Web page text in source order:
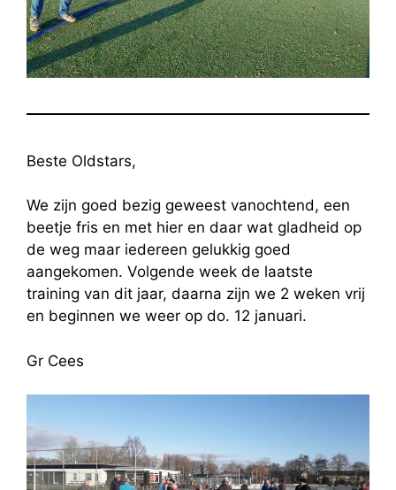
Beste Oldstars,
We zijn goed bezig geweest vanochtend, een
beetje fris en met hier en daar wat gladheid op
de weg maar iedereen gelukkig goed
aangekomen. Volgende week de laatste
training van dit jaar, daarna zijn we 2 weken vrij
en beginnen we weer op do. 12 januari.
Gr Cees